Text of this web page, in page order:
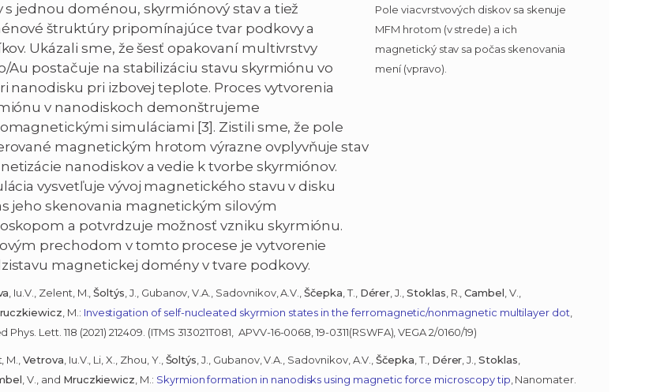
s jednou doménou, skyrmiónový stav a tiež
štruktúry pripomínajúce tvar podkovy a
Ukázali sme, že šesť opakovaní multivrstvy
Au postačuje na stabilizáciu stavu skyrmiónu vo
nanodisku pri izbovej teplote. Proces vytvorenia
v nanodiskoch demonštrujeme
simuláciami [3]. Zistili sme, že pole
magnetickým hrotom výrazne ovplyvňuje stav
nanodiskov a vedie k tvorbe skyrmiónov.
vysvetľuje vývoj magnetického stavu v disku
jeho skenovania magnetickým silovým
a potvrdzuje možnosť vzniku skyrmiónu.
prechodom v tomto procese je vytvorenie
magnetickej domény v tvare podkovy.
Pole viacvrstvových diskov sa skenuje
MFM hrotom (v strede) a ich
magnetický stav sa počas skenovania
mení (vpravo).
, Iu.V., Zelent, M.,Šoltýs, J., Gubanov, V.A., Sadovnikov, A.V.,Ščepka, T., Dérer, J.,Stoklas, R.,Cambel, V.,
, M.: Investigation of self-nucleated skyrmion states in the ferromagnetic/nonmagnetic multilayer dot,
Phys. Lett. 118 (2021) 212409. (ITMS 313021T081, APVV-16-0068, 19-0311(RSWFA), VEGA 2/0160/19)
M.,Vetrova, Iu.V., Li, X., Zhou, Y.,Šoltýs, J., Gubanov, V.A., Sadovnikov, A.V.,Ščepka, T., Dérer, J.,Stoklas,
, V., and Mruczkiewicz, M.: Skyrmion formation in nanodisks using magnetic force microscopy tip, Nanomater.